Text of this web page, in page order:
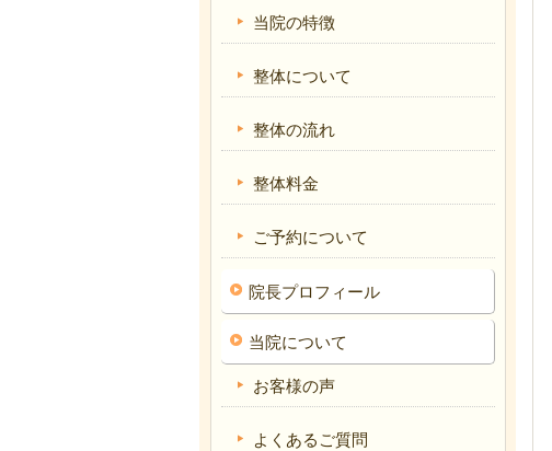
当院の特徴
整体について
整体の流れ
整体料金
ご予約について
院長プロフィール
当院について
お客様の声
よくあるご質問